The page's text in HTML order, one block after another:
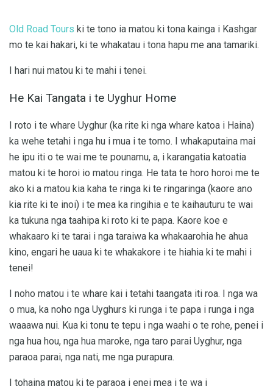
Old Road Tours ki te tono ia matou ki tona kainga i Kashgar
mo te kai hakari, ki te whakatau i tona hapu me ana tamariki.
I hari nui matou ki te mahi i tenei.
He Kai Tangata i te Uyghur Home
I roto i te whare Uyghur (ka rite ki nga whare katoa i Haina)
ka wehe tetahi i nga hu i mua i te tomo. I whakaputaina mai
he ipu iti o te wai me te pounamu, a, i karangatia katoatia
matou ki te horoi io matou ringa. He tata te horo horoi me te
ako ki a matou kia kaha te ringa ki te ringaringa (kaore ano
kia rite ki te inoi) i te mea ka ringihia e te kaihauturu te wai
ka tukuna nga taahipa ki roto ki te papa. Kaore koe e
whakaaro ki te tarai i nga taraiwa ka whakaarohia he ahua
kino, engari he uaua ki te whakakore i te hiahia ki te mahi i
tenei!
I noho matou i te whare kai i tetahi taangata iti roa. I nga wa
o mua, ka noho nga Uyghurs ki runga i te papa i runga i nga
waaawa nui. Kua ki tonu te tepu i nga waahi o te rohe, penei i
nga hua hou, nga hua maroke, nga taro parai Uyghur, nga
paraoa parai, nga nati, me nga purapura.
I tohaina matou ki te paraoa i enei mea i te wa i